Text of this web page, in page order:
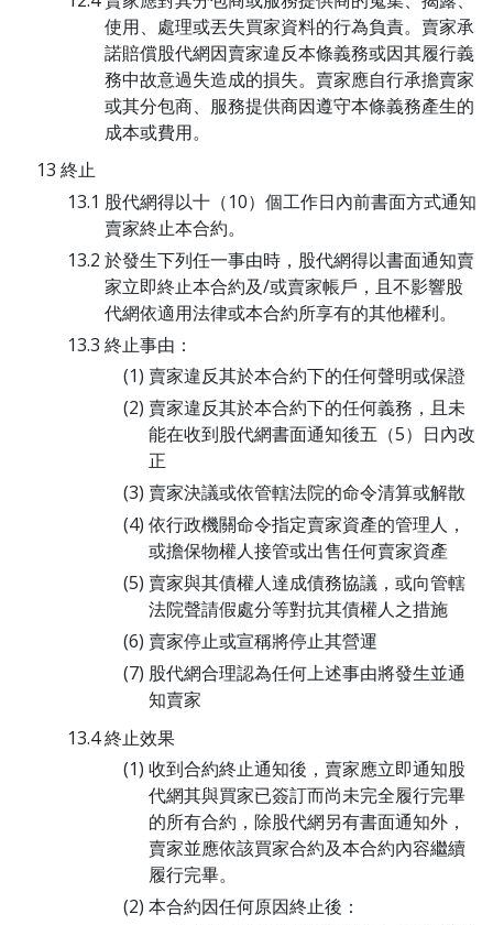
使用、處理或丟失買家資料的行為負責。賣家承
諾賠償股代網因賣家違反本條義務或因其履行義
務中故意過失造成的損失。賣家應自行承擔賣家
或其分包商、服務提供商因遵守本條義務產生的
成本或費用。
終止
股代網得以十（10）個工作日內前書面方式通知
賣家終止本合約。
於發生下列任一事由時，股代網得以書面通知賣
家立即終止本合約及/或賣家帳戶，且不影響股
代網依適用法律或本合約所享有的其他權利。
終止事由：
賣家違反其於本合約下的任何聲明或保證
賣家違反其於本合約下的任何義務，且未
能在收到股代網書面通知後五（5）日內改
正
賣家決議或依管轄法院的命令清算或解散
依行政機關命令指定賣家資產的管理人，
或擔保物權人接管或出售任何賣家資產
賣家與其債權人達成債務協議，或向管轄
法院聲請假處分等對抗其債權人之措施
賣家停止或宣稱將停止其營運
股代網合理認為任何上述事由將發生並通
知賣家
終止效果
收到合約終止通知後，賣家應立即通知股
代網其與買家已簽訂而尚未完全履行完畢
的所有合約，除股代網另有書面通知外，
賣家並應依該買家合約及本合約內容繼續
履行完畢。
本合約因任何原因終止後：